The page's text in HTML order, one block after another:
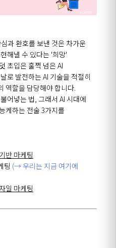
과 환호를 보낸 것은 차가운
해낼 수 있다는 '희망'
초입은 훌쩍 넘은 AI
로 발전하는 AI 기술을 적절히
역할을 담당해야 합니다.
어넣는 법, 그래서 AI 시대에
케하는 전술 3가지를
반 마케팅
팅 (→ 우리는 지금 여기에
일 마케팅